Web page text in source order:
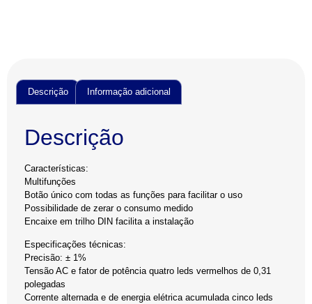
Descrição Informação adicional
Descrição
Características:
Multifunções
Botão único com todas as funções para facilitar o uso
Possibilidade de zerar o consumo medido
Encaixe em trilho DIN facilita a instalação
Especificações técnicas:
Precisão: ± 1%
Tensão AC e fator de potência quatro leds vermelhos de 0,31
polegadas
Corrente alternada e de energia elétrica acumulada cinco leds